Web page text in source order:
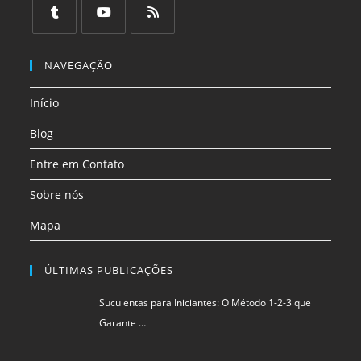
uma
aba
em
uma
aba
uma
em
nova
aba
em
aba
aba
NAVEGAÇÃO
Início
Blog
Entre em Contato
Sobre nós
Mapa
ÚLTIMAS PUBLICAÇÕES
Suculentas para Iniciantes: O Método 1-2-3 que
Garante …